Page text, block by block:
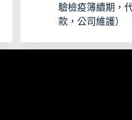
驗檢疫簿續期，
款，公司維護）